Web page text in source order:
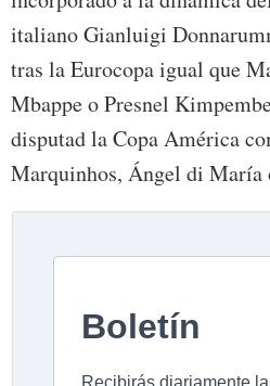
italiano Gianluigi
tras la Eurocopa igual que
Mbappe o Presnel
disputad la Copa América
Marquinhos, Ángel di María